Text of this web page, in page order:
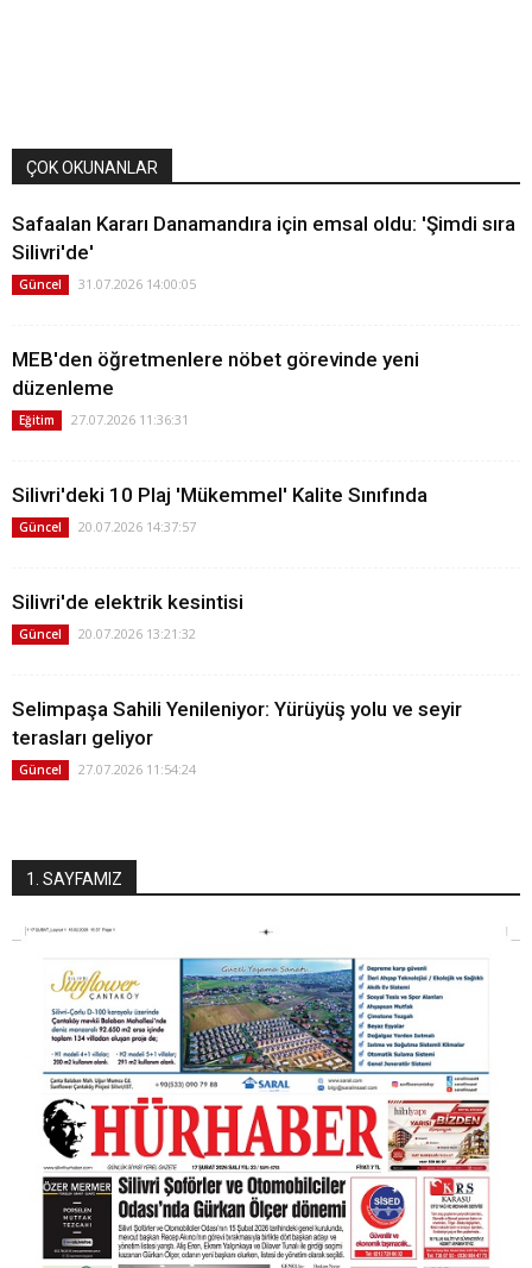
ÇOK OKUNANLAR
Safaalan Kararı Danamandıra için emsal oldu: 'Şimdi sıra
Silivri'de'
Güncel 31.07.2026 14:00:05
MEB'den öğretmenlere nöbet görevinde yeni
düzenleme
Eğitim 27.07.2026 11:36:31
Silivri'deki 10 Plaj 'Mükemmel' Kalite Sınıfında
Güncel 20.07.2026 14:37:57
Silivri'de elektrik kesintisi
Güncel 20.07.2026 13:21:32
Selimpaşa Sahili Yenileniyor: Yürüyüş yolu ve seyir
terasları geliyor
Güncel 27.07.2026 11:54:24
1. SAYFAMIZ